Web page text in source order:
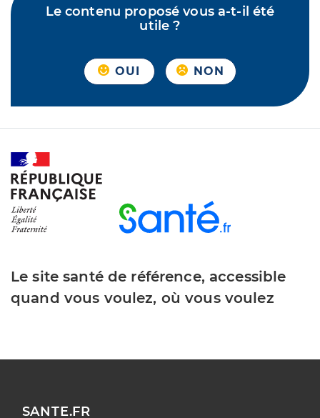
Le contenu proposé vous a-t-il été
utile ?
OUI NON
Le site santé de référence, accessible
quand vous voulez, où vous voulez
SANTE.FR